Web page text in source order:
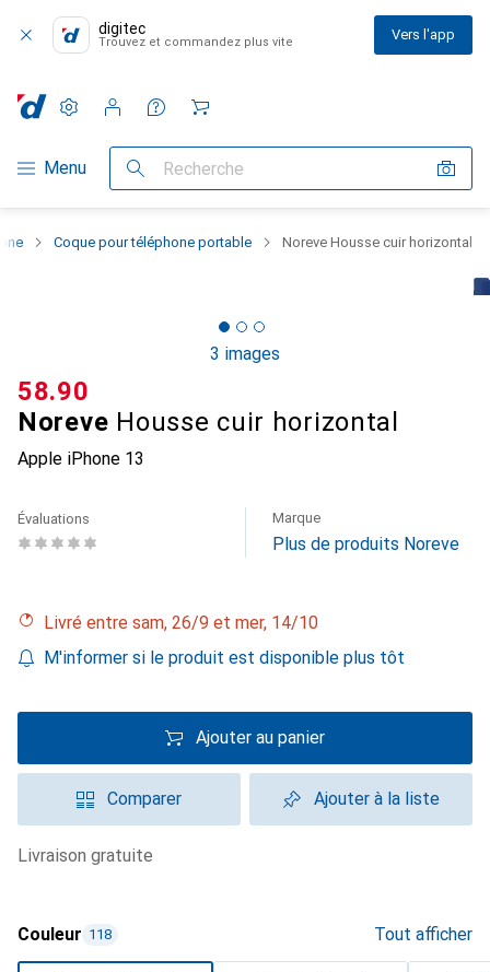
digitec
Trouvez et commandez plus vite Vers l'app
Navigation par catégorie
Menu Recherche
Paramètres
Compte client
Listes de comparaison
Listes d'envies
Panier
Coque pour téléphone portable Noreve Housse cuir horizontal
3 images
Noreve Housse cuir horizontal
Apple iPhone 13
CHF
58.90
Évaluations Marque
Plus de produits Noreve
Livré entre sam, 26/9 et mer, 14/10
M'informer si le produit est disponible plus tôt
Ajouter au panier
Comparer Ajouter à la liste
livraison gratuite
Couleur 118 Tout afficher